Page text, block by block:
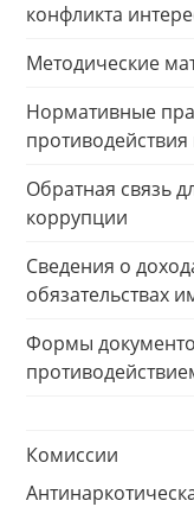
конфликта
Методические
Нормативные
Обратная связь
коррупции
Сведения о
обязательствах
Формы
Комиссии